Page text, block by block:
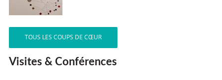
TOUS LES COUPS DE CŒUR
Visites & Conférences